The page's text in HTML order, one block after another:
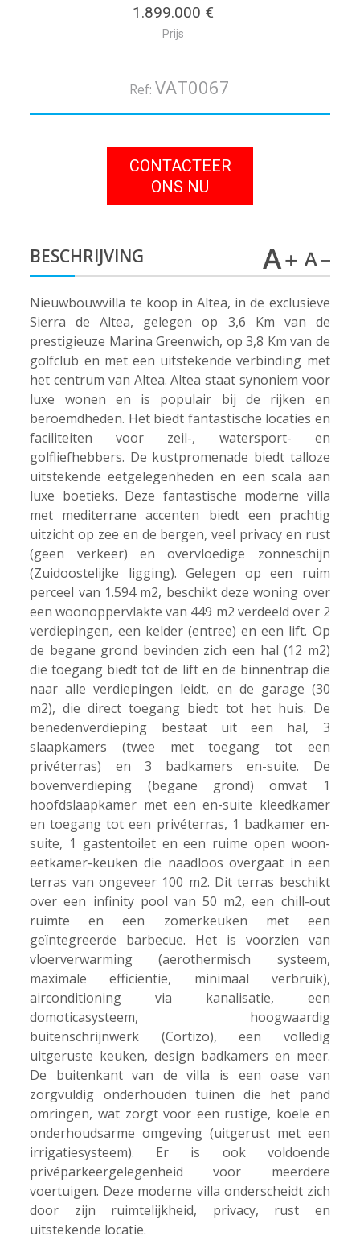
1.899.000 €
Prijs
Ref:VAT0067
CONTACTEER
ONS NU
BESCHRIJVING
Nieuwbouwvilla te koop in Altea, in de exclusieve
Sierra de Altea, gelegen op 3,6 Km van de
prestigieuze Marina Greenwich, op 3,8 Km van de
golfclub en met een uitstekende verbinding met
het centrum van Altea. Altea staat synoniem voor
luxe wonen en is populair bij de rijken en
beroemdheden. Het biedt fantastische locaties en
faciliteiten voor zeil-, watersport- en
golfliefhebbers. De kustpromenade biedt talloze
uitstekende eetgelegenheden en een scala aan
luxe boetieks. Deze fantastische moderne villa
met mediterrane accenten biedt een prachtig
uitzicht op zee en de bergen, veel privacy en rust
(geen verkeer) en overvloedige zonneschijn
(Zuidoostelijke ligging). Gelegen op een ruim
perceel van 1.594 m2, beschikt deze woning over
een woonoppervlakte van 449 m2 verdeeld over 2
verdiepingen, een kelder (entree) en een lift. Op
de begane grond bevinden zich een hal (12 m2)
die toegang biedt tot de lift en de binnentrap die
naar alle verdiepingen leidt, en de garage (30
m2), die direct toegang biedt tot het huis. De
benedenverdieping bestaat uit een hal, 3
slaapkamers (twee met toegang tot een
privéterras) en 3 badkamers en-suite. De
bovenverdieping (begane grond) omvat 1
hoofdslaapkamer met een en-suite kleedkamer
en toegang tot een privéterras, 1 badkamer en-
suite, 1 gastentoilet en een ruime open woon-
eetkamer-keuken die naadloos overgaat in een
terras van ongeveer 100 m2. Dit terras beschikt
over een infinity pool van 50 m2, een chill-out
ruimte en een zomerkeuken met een
geïntegreerde barbecue. Het is voorzien van
vloerverwarming (aerothermisch systeem,
maximale efficiëntie, minimaal verbruik),
airconditioning via kanalisatie, een
domoticasysteem, hoogwaardig
buitenschrijnwerk (Cortizo), een volledig
uitgeruste keuken, design badkamers en meer.
De buitenkant van de villa is een oase van
zorgvuldig onderhouden tuinen die het pand
omringen, wat zorgt voor een rustige, koele en
onderhoudsarme omgeving (uitgerust met een
irrigatiesysteem). Er is ook voldoende
privéparkeergelegenheid voor meerdere
voertuigen. Deze moderne villa onderscheidt zich
door zijn ruimtelijkheid, privacy, rust en
uitstekende locatie.